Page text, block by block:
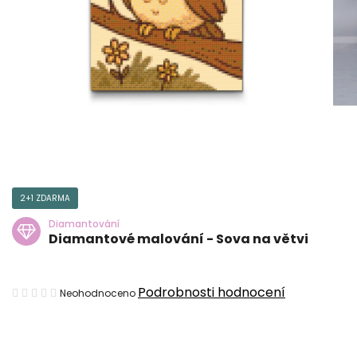
2+1 ZDARMA
Diamantování
Diamantové malování - Sova na větvi
Průměrné
Neohodnoceno Podrobnosti hodnocení